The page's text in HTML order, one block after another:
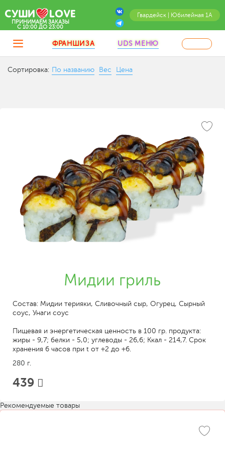
Гвардейск | Юбилейная 1А
ПРИНИМАЕМ ЗАКАЗЫ
C 10:00 ДО 23:00
ФРАНШИЗА UDS МЕНЮ
Сортировка: По названию Вес Цена
Мидии гриль
Состав: Мидии терияки, Сливочный сыр, Огурец, Сырный
соус, Унаги соус
Пищевая и энергетическая ценность в 100 гр. продукта:
жиры - 9,7; белки - 5,0; углеводы - 26,6; Ккал - 214,7. Срок
хранения 6 часов при t от +2 до +6.
280 г.
439
Рекомендуемые товары